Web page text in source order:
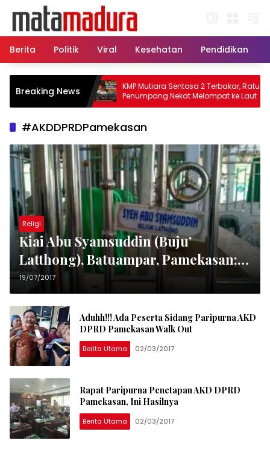
konten
Berita
Politik Viral Kesehatan Pendidikan
Breaking News
Kapal Sisir
Korban KMP
KMP Mutiara Sentosa 2 Terbakar, Ratusan
Penumpang Nekat Melompat ke Laut
#AKDDPRDPamekasan
Religi
Kiai Abu Syamsuddin (Buju’
Latthong), Batuampar, Pamekasan;
Menutupi Kewalian Dengan Kotoran
Sapi
19/07/2017
Aduhh!!! Ada Peserta Sidang Paripurna AKD
DPRD Pamekasan Walk Out
Berita Utama 02/03/2017
Rapat Paripurna Penetapan AKD DPRD
Pamekasan, Ini Hasilnya
Berita Utama 02/03/2017